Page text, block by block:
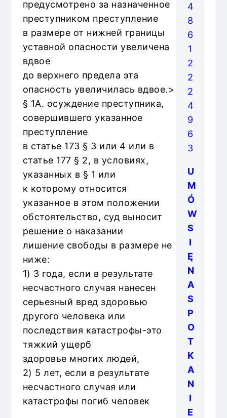
предусмотрено за назначенное
преступником преступление
в размере от нижней границы
уставной опасности увеличена
вдвое
до верхнего предела эта
опасность увеличилась вдвое.>
§ 1A. осуждение преступника,
совершившего указанное
преступление
в статье 173 § 3 или 4 или в
статье 177 § 2, в условиях,
указанных в § 1 или
к которому относится
указанное в этом положении
обстоятельство, суд выносит
решение о наказании
лишение свободы в размере не
ниже:
1) 3 года, если в результате
несчастного случая нанесен
серьезный вред здоровью
другого человека или
последствия катастрофы-это
тяжкий ущерб
здоровье многих людей,
2) 5 лет, если в результате
несчастного случая или
катастрофы погиб человек
4
8
6
1
2
2
2
4
9
6
3
U
M
Ó
W
S
I
Ę
N
A
S
P
O
T
K
A
N
I
E